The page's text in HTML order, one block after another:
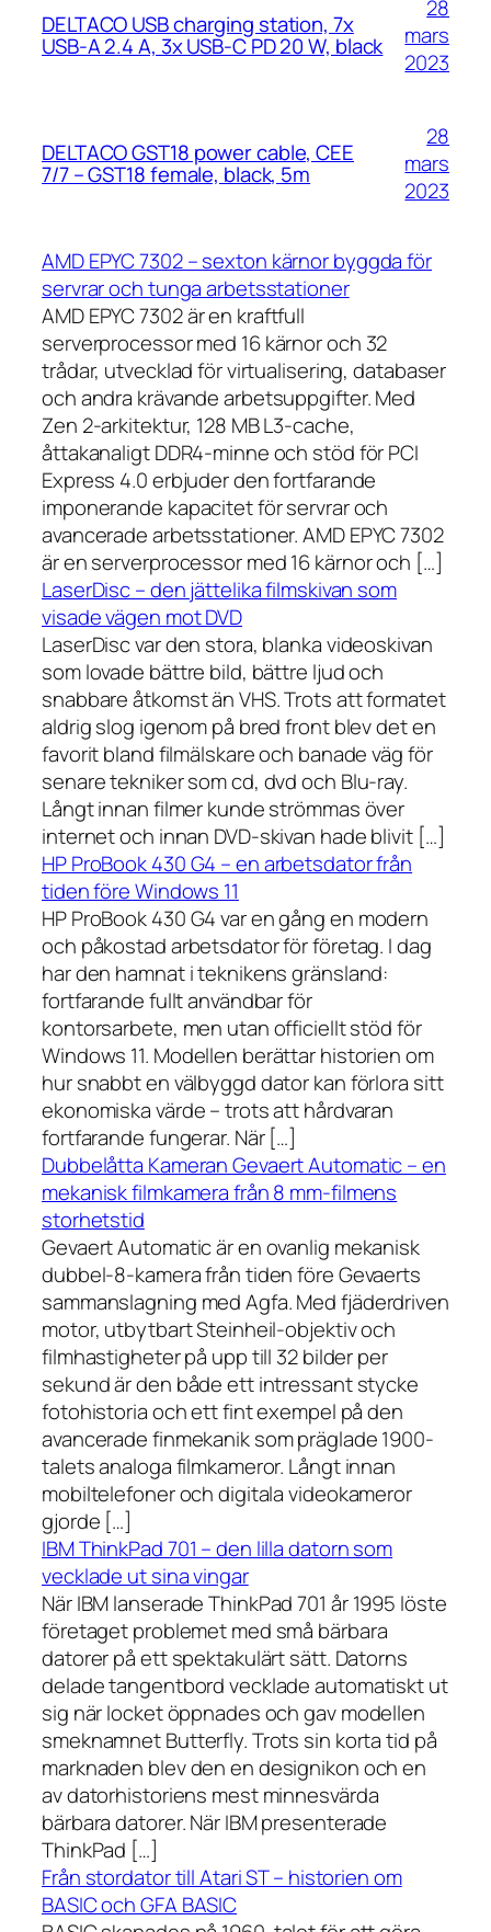
DELTACO USB charging station, 7x
USB-A 2.4 A, 3x USB-C PD 20 W, black
28
mars
2023
DELTACO GST18 power cable, CEE
7/7 – GST18 female, black, 5m
28
mars
2023
AMD EPYC 7302 – sexton kärnor byggda för
servrar och tunga arbetsstationer
AMD EPYC 7302 är en kraftfull
serverprocessor med 16 kärnor och 32
trådar, utvecklad för virtualisering, databaser
och andra krävande arbetsuppgifter. Med
Zen 2-arkitektur, 128 MB L3-cache,
åttakanaligt DDR4-minne och stöd för PCI
Express 4.0 erbjuder den fortfarande
imponerande kapacitet för servrar och
avancerade arbetsstationer. AMD EPYC 7302
är en serverprocessor med 16 kärnor och […]
LaserDisc – den jättelika filmskivan som
visade vägen mot DVD
LaserDisc var den stora, blanka videoskivan
som lovade bättre bild, bättre ljud och
snabbare åtkomst än VHS. Trots att formatet
aldrig slog igenom på bred front blev det en
favorit bland filmälskare och banade väg för
senare tekniker som cd, dvd och Blu-ray.
Långt innan filmer kunde strömmas över
internet och innan DVD-skivan hade blivit […]
HP ProBook 430 G4 – en arbetsdator från
tiden före Windows 11
HP ProBook 430 G4 var en gång en modern
och påkostad arbetsdator för företag. I dag
har den hamnat i teknikens gränsland:
fortfarande fullt användbar för
kontorsarbete, men utan officiellt stöd för
Windows 11. Modellen berättar historien om
hur snabbt en välbyggd dator kan förlora sitt
ekonomiska värde – trots att hårdvaran
fortfarande fungerar. När […]
Dubbelåtta Kameran Gevaert Automatic – en
mekanisk filmkamera från 8 mm-filmens
storhetstid
Gevaert Automatic är en ovanlig mekanisk
dubbel-8-kamera från tiden före Gevaerts
sammanslagning med Agfa. Med fjäderdriven
motor, utbytbart Steinheil-objektiv och
filmhastigheter på upp till 32 bilder per
sekund är den både ett intressant stycke
fotohistoria och ett fint exempel på den
avancerade finmekanik som präglade 1900-
talets analoga filmkameror. Långt innan
mobiltelefoner och digitala videokameror
gjorde […]
IBM ThinkPad 701 – den lilla datorn som
vecklade ut sina vingar
När IBM lanserade ThinkPad 701 år 1995 löste
företaget problemet med små bärbara
datorer på ett spektakulärt sätt. Datorns
delade tangentbord vecklade automatiskt ut
sig när locket öppnades och gav modellen
smeknamnet Butterfly. Trots sin korta tid på
marknaden blev den en designikon och en
av datorhistoriens mest minnesvärda
bärbara datorer. När IBM presenterade
ThinkPad […]
Från stordator till Atari ST – historien om
BASIC och GFA BASIC